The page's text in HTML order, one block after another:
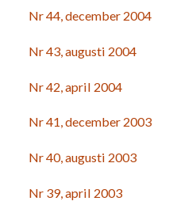
Nr 44, december 2004
Nr 43, augusti 2004
Nr 42, april 2004
Nr 41, december 2003
Nr 40, augusti 2003
Nr 39, april 2003